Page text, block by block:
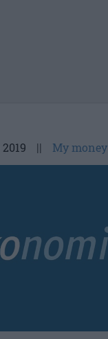
2019 || My money